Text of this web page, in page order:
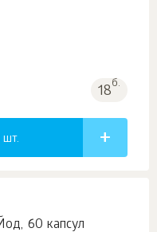
18б.
шт.